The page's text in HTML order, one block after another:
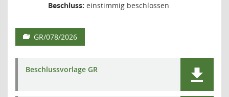
Beschluss: einstimmig beschlossen
GR/078/2026
Beschlussvorlage GR